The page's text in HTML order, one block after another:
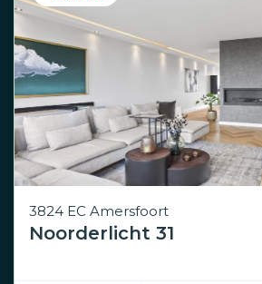
3824 EC Amersfoort
Noorderlicht 31